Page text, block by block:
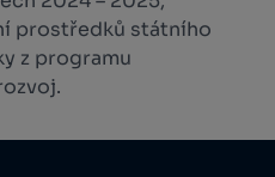
prostředků státního
z programu